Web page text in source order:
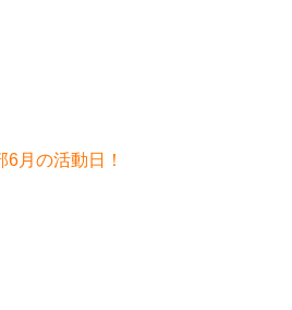
月の活動日！